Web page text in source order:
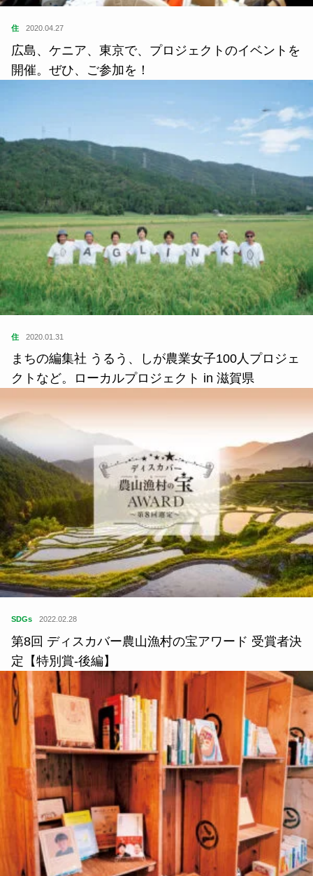
住 2020.04.27
広島、ケニア、東京で、プロジェクトのイベントを
開催。ぜひ、ご参加を！
住 2020.01.31
まちの編集社 うるう、しが農業女子100人プロジェ
クトなど。ローカルプロジェクト in 滋賀県
SDGs 2022.02.28
第8回 ディスカバー農山漁村の宝アワード 受賞者決
定【特別賞-後編】